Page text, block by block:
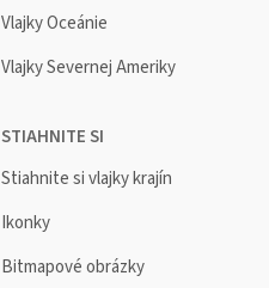
Vlajky Oceánie
Vlajky Severnej Ameriky
STIAHNITE SI
Stiahnite si vlajky krajín
Ikonky
Bitmapové obrázky